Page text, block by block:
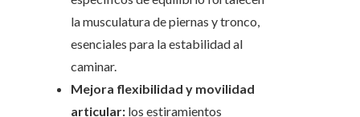
la musculatura de piernas y tronco,
esenciales para la estabilidad al
caminar.
Mejora flexibilidad y movilidad
articular: los estiramientos